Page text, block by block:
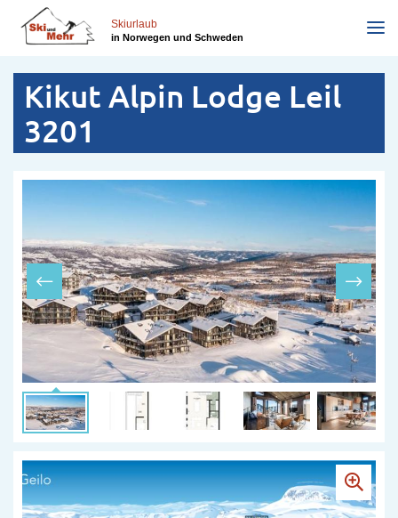
zum
Inhalt
Skiurlaub
in Norwegen und Schweden
Kikut Alpin Lodge Leil
3201